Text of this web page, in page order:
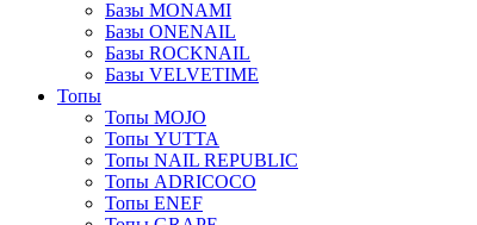
Базы MONAMI
Базы ONENAIL
Базы ROCKNAIL
Базы VELVETIME
Топы
Топы MOJO
Топы YUTTA
Топы NAIL REPUBLIC
Топы ADRICOCO
Топы ENEF